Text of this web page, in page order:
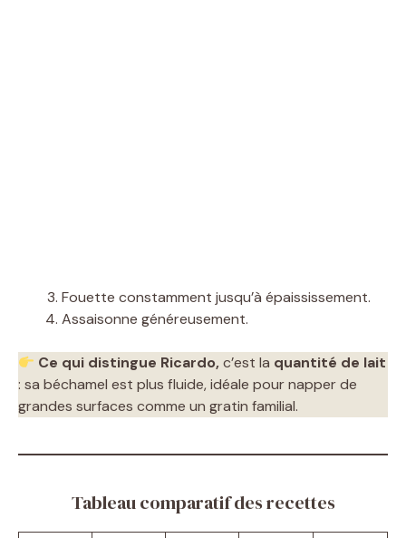
Fouette constamment jusqu’à épaississement.
Assaisonne généreusement.
Ce qui distingue Ricardo,c’est la quantité de lait
: sa béchamel est plus fluide, idéale pour napper de
grandes surfaces comme un gratin familial.
Tableau comparatif des recettes